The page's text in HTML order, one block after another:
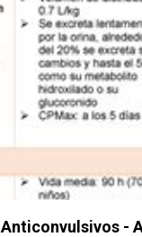
Anticonvulsivos -